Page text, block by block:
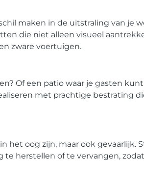
maken in de uitstraling van je
die niet alleen visueel
zware voertuigen.
Of een patio waar je gasten
met prachtige bestrating
het oog zijn, maar ook gevaarlijk.
herstellen of te vervangen,